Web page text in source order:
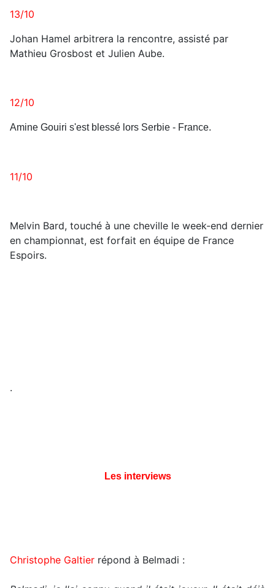
13/10
Johan Hamel arbitrera la rencontre, assisté par
Mathieu Grosbost et Julien Aube.
12/10
Amine Gouiri s'est blessé lors Serbie - France.
11/10
Melvin Bard, touché à une cheville le week-end dernier
en championnat, est forfait en équipe de France
Espoirs.
.
Les interviews
Christophe Galtier répond à Belmadi :